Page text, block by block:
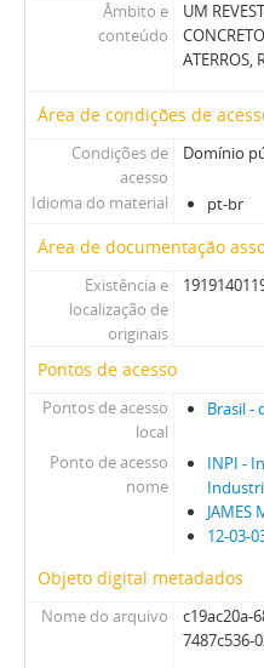
Âmbito e
conteúdo
UM
ATERROS,
Área de condições de
Condições de
acesso
Domínio
Idioma do material pt-br
Área de documentação
Existência e
localização de
originais
Pontos de acesso
Pontos de acesso
local
Brasil -
Ponto de acesso
nome
INPI -
JAMES
12-03-
Objeto digital metadados
Nome do arquivo
c19ac20a-
7487c536-